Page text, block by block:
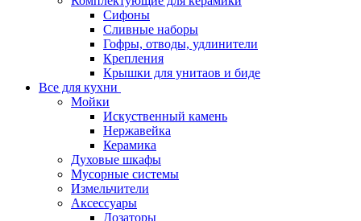
Сифоны
Сливные наборы
Гофры, отводы, удлинители
Крепления
Крышки для унитаов и биде
Все для кухни
Мойки
Искуственный камень
Нержавейка
Керамика
Духовые шкафы
Мусорные системы
Измельчители
Аксессуары
Дозаторы